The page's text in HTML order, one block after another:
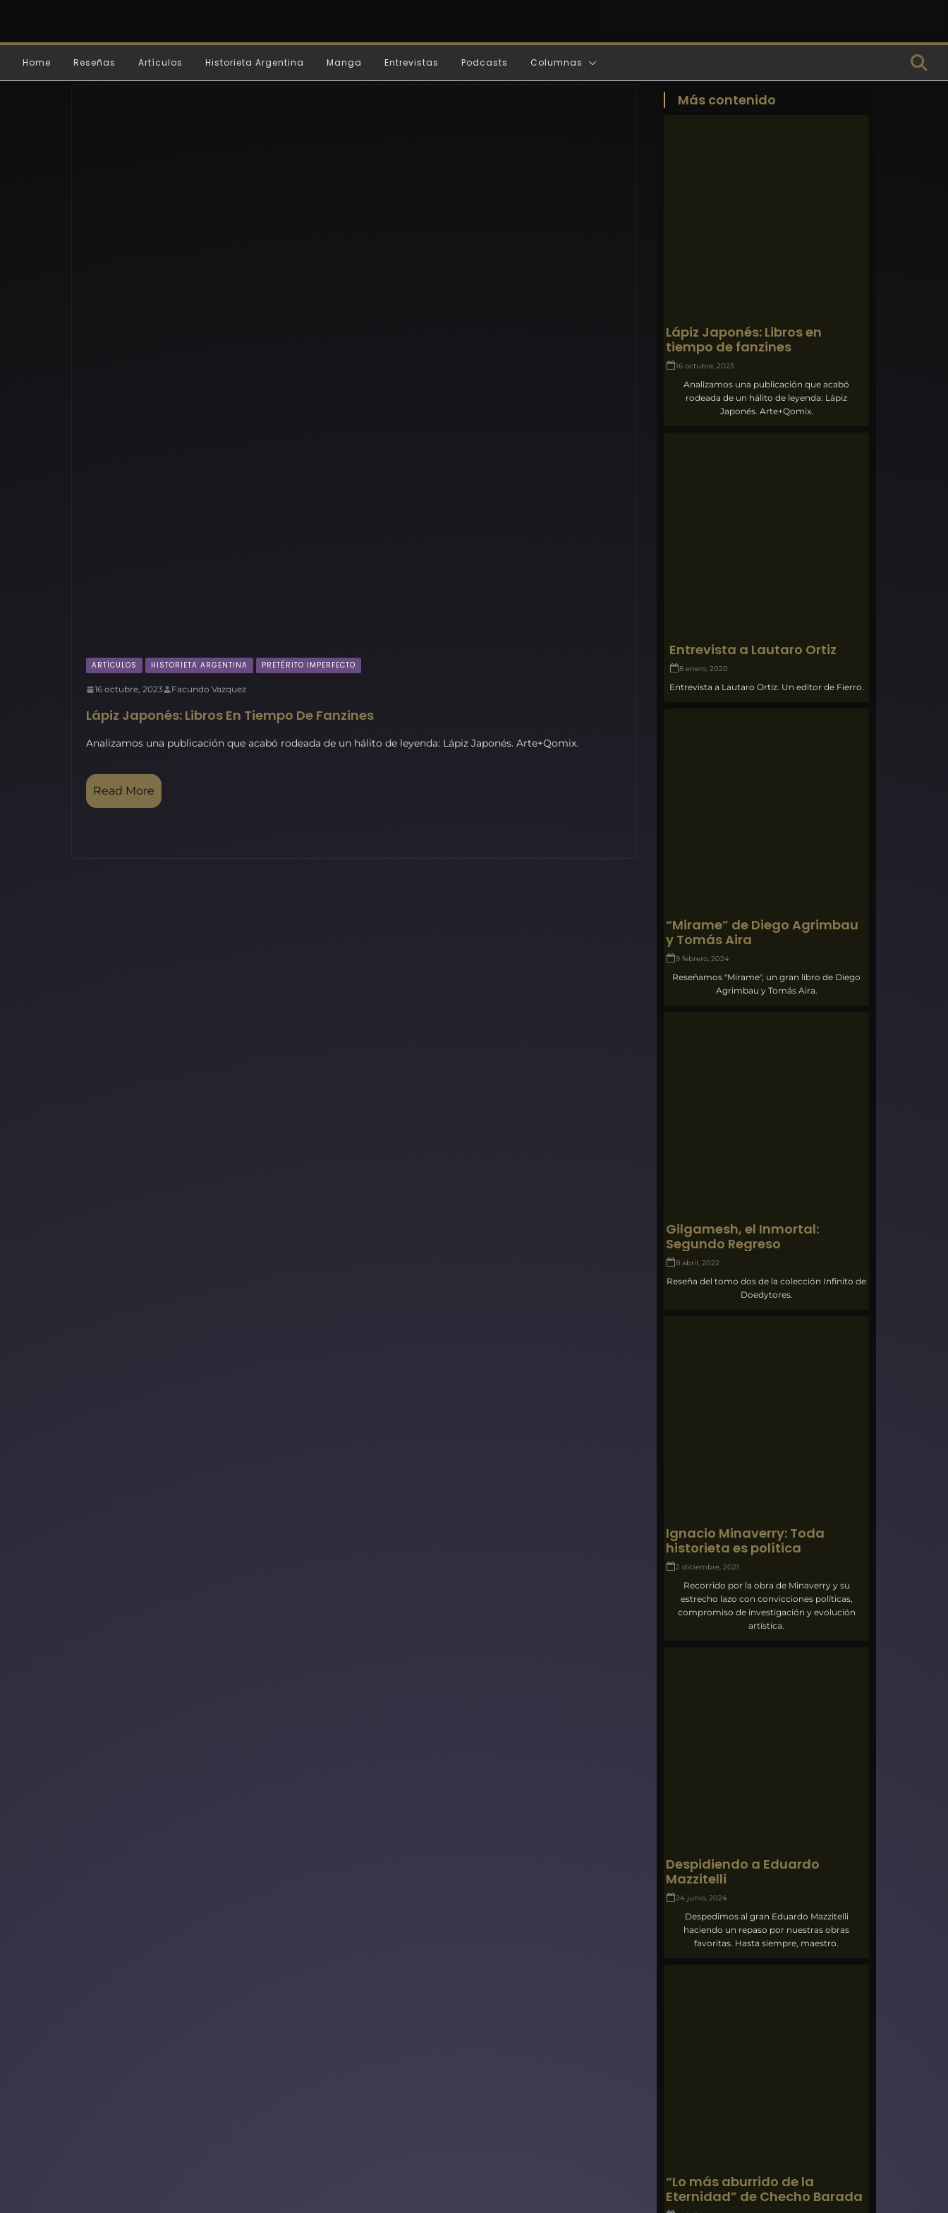
Home Reseñas Artículos Historieta Argentina Manga Entrevistas Podcasts Columnas
ARTÍCULOS HISTORIETA ARGENTINA PRETÉRITO IMPERFECTO
16 octubre, 2023 Facundo Vazquez
Lápiz Japonés: Libros En Tiempo De Fanzines
Analizamos una publicación que acabó rodeada de un hálito de leyenda: Lápiz Japonés. Arte+Qomix.
Read More
Más contenido
Lápiz Japonés: Libros en
tiempo de fanzines
16 octubre, 2023
Analizamos una publicación que acabó
rodeada de un hálito de leyenda: Lápiz
Japonés. Arte+Qomix.
Entrevista a Lautaro Ortiz
8 enero, 2020
Entrevista a Lautaro Ortiz. Un editor de Fierro.
“Mirame” de Diego Agrimbau
y Tomás Aira
9 febrero, 2024
Reseñamos "Mirame", un gran libro de Diego
Agrimbau y Tomás Aira.
Gilgamesh, el Inmortal:
Segundo Regreso
8 abril, 2022
Reseña del tomo dos de la colección Infinito de
Doedytores.
Ignacio Minaverry: Toda
historieta es política
2 diciembre, 2021
Recorrido por la obra de Minaverry y su
estrecho lazo con convicciones políticas,
compromiso de investigación y evolución
artística.
Despidiendo a Eduardo
Mazzitelli
24 junio, 2024
Despedimos al gran Eduardo Mazzitelli
haciendo un repaso por nuestras obras
favoritas. Hasta siempre, maestro.
“Lo más aburrido de la
Eternidad” de Checho Barada